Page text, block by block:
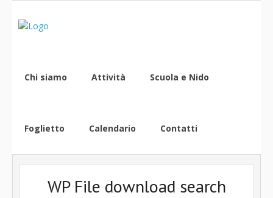
Chi siamo Attività Scuola e Nido
Foglietto Calendario Contatti
WP File download search